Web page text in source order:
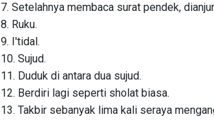
7. Setelahnya membaca surat pendek,
8. Ruku.
9. I'tidal.
10. Sujud.
11. Duduk di antara dua sujud.
12. Berdiri lagi seperti sholat biasa.
13. Takbir sebanyak lima kali seraya